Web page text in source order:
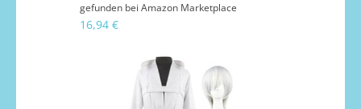
gefunden bei Amazon Marketplace
16,94 €